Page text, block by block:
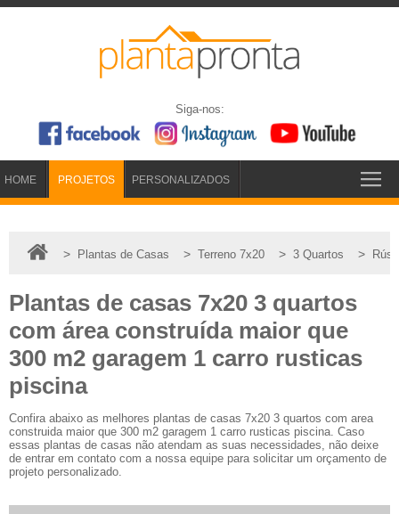
Siga-nos:
HOME PROJETOS PERSONALIZADOS
> Plantas de Casas > Terreno 7x20 > 3 Quartos >
Plantas de casas 7x20 3 quartos
com área construída maior que
300 m2 garagem 1 carro rusticas
piscina
Confira abaixo as melhores plantas de casas 7x20 3 quartos com area
construida maior que 300 m2 garagem 1 carro rusticas piscina. Caso
essas plantas de casas não atendam as suas necessidades, não deixe
de entrar em contato com a nossa equipe para solicitar um orçamento de
projeto personalizado.